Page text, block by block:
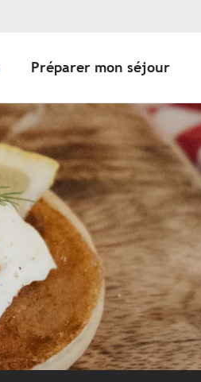
Préparer mon séjour